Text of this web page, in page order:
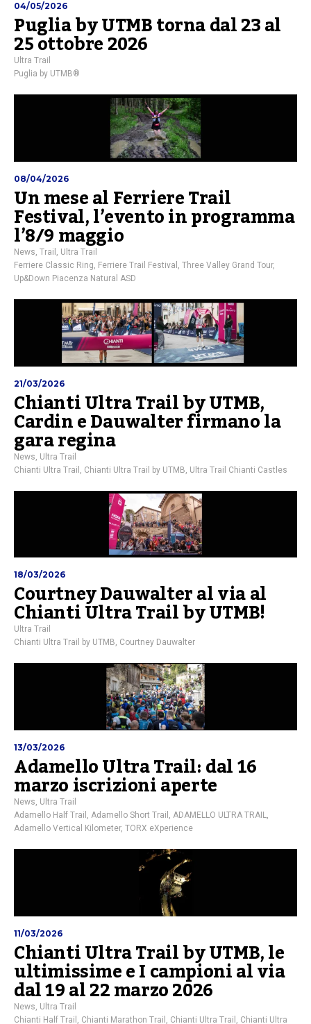
04/05/2026
Puglia by UTMB torna dal 23 al
25 ottobre 2026
Ultra Trail
Puglia by UTMB®
08/04/2026
Un mese al Ferriere Trail
Festival, l’evento in programma
l’8/9 maggio
News, Trail , Ultra Trail
Ferriere Classic Ring, Ferriere Trail Festival , Three Valley Grand Tour,
Up&Down Piacenza Natural ASD
21/03/2026
Chianti Ultra Trail by UTMB,
Cardin e Dauwalter firmano la
gara regina
News Ultra Trail
Chianti Ultra Trail
Chianti Ultra Trail by UTMB Ultra Trail Chianti Castles
18/03/2026
Courtney Dauwalter al via al
Chianti Ultra Trail by UTMB!
Ultra Trail
Chianti Ultra Trail by UTMB, Courtney Dauwalter
13/03/2026
Adamello Ultra Trail: dal 16
marzo iscrizioni aperte
News, Ultra Trail
Adamello Half Trail , Adamello Short Trail , ADAMELLO ULTRA TRAIL,
Adamello Vertical Kilometer, TORX eXperience
11/03/2026
Chianti Ultra Trail by UTMB, le
ultimissime e I campioni al via
dal 19 al 22 marzo 2026
News Ultra Trail
Chianti Half Trail
Chianti Marathon Trail Chianti Ultra Trail Chianti Ultra